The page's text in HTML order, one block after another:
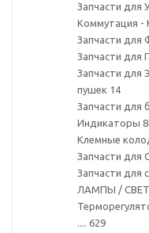
Запчасти для
Коммутация
Запчасти для
Запчасти для
Запчасти для
пушек 14
Запчасти для
Индикаторы
Клемные
Запчасти для
Запчасти для
ЛАМПЫ /
.... 629